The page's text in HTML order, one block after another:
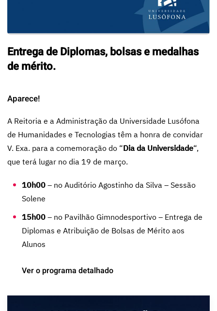
Entrega de Diplomas, bolsas e medalhas
de mérito.
Aparece!
A Reitoria e a Administração da Universidade Lusófona
de Humanidades e Tecnologias têm a honra de convidar
V. Exa. para a comemoração do “Dia da Universidade“,
que terá lugar no dia 19 de março.
10h00 – no Auditório Agostinho da Silva – Sessão
Solene
15h00 – no Pavilhão Gimnodesportivo – Entrega de
Diplomas e Atribuição de Bolsas de Mérito aos
Alunos
Ver o programa detalhado